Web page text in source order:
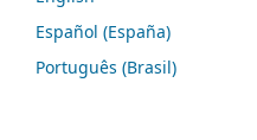
Español (España)
Português (Brasil)